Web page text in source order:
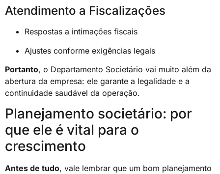
Atendimento a Fiscalizações
Respostas a intimações fiscais
Ajustes conforme exigências legais
Portanto, o Departamento Societário vai muito além da
abertura da empresa: ele garante a legalidade e a
continuidade saudável da operação.
Planejamento societário: por
que ele é vital para o
crescimento
Antes de tudo, vale lembrar que um bom planejamento